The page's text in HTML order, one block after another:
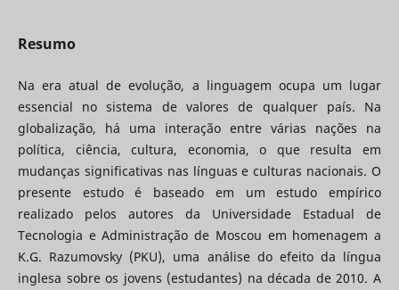
Resumo
Na era atual de evolução, a linguagem ocupa um lugar
essencial no sistema de valores de qualquer país. Na
globalização, há uma interação entre várias nações na
política, ciência, cultura, economia, o que resulta em
mudanças significativas nas línguas e culturas nacionais. O
presente estudo é baseado em um estudo empírico
realizado pelos autores da Universidade Estadual de
Tecnologia e Administração de Moscou em homenagem a
K.G. Razumovsky (PKU), uma análise do efeito da língua
inglesa sobre os jovens (estudantes) na década de 2010. A